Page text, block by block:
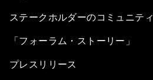
ステークホルダーのコミュニティ
「フォーラム・ストーリー」
プレスリリース